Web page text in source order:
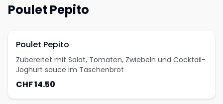
Poulet Pepito
Poulet Pepito
Zubereitet mit Salat, Tomaten, Zwiebeln und Cocktail-
Joghurt sauce im Taschenbrot
CHF 14.50